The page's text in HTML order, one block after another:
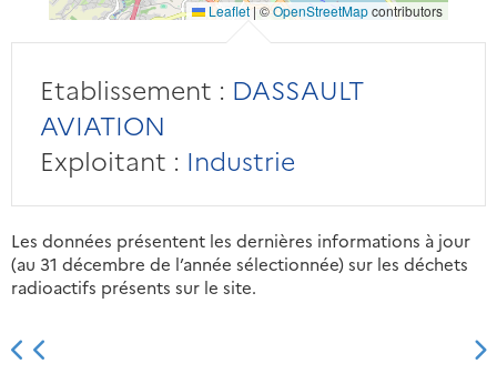
Leaflet| ©OpenStreetMapcontributors
Etablissement : DASSAULT
AVIATION
Exploitant : Industrie
Les données présentent les dernières informations à jour
(au 31 décembre de l’année sélectionnée) sur les déchets
radioactifs présents sur le site.